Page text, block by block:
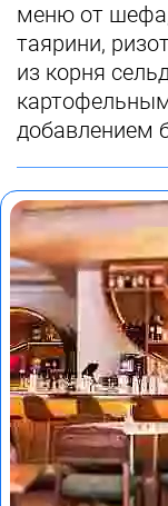
меню от
таярини,
из корня
добавлением